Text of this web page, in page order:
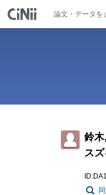
論文・データを
鈴
ス